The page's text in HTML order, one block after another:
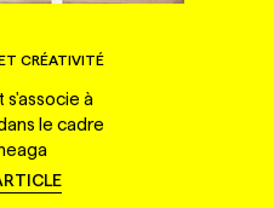
CRÉATIVITÉ
à
le cadre